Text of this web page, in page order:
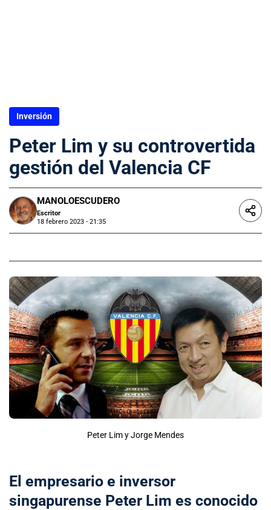
Inversión
Peter Lim y su controvertida
gestión del Valencia CF
MANOLOESCUDERO
Escritor
18 febrero 2023 - 21:35
Peter Lim y Jorge Mendes
El empresario e inversor
singapurense Peter Lim es conocido